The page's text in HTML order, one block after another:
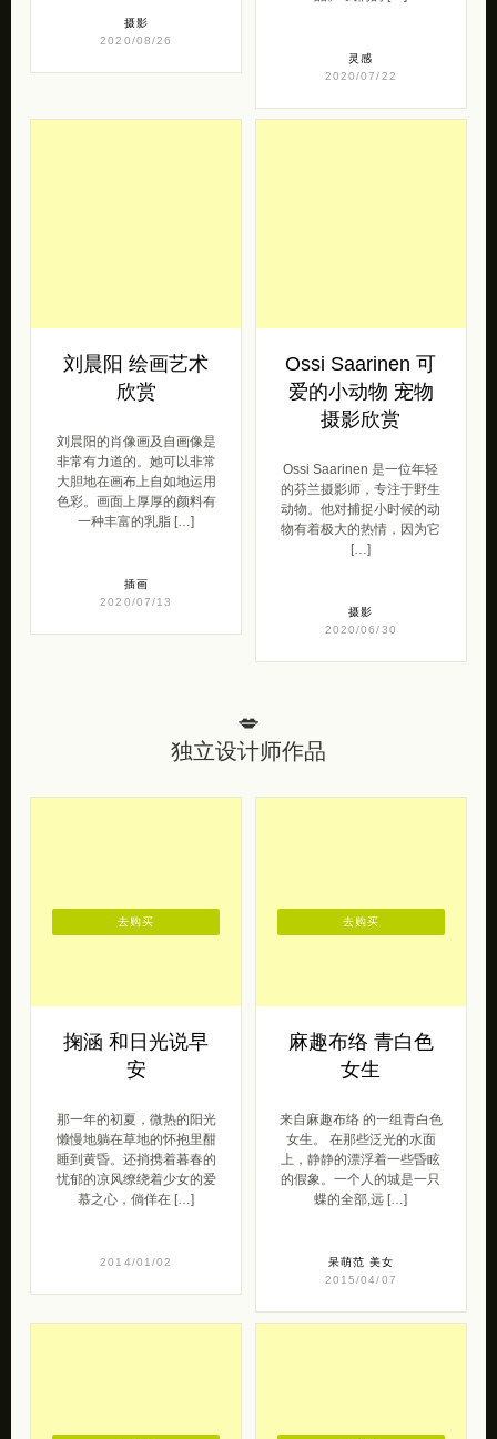
摄影
2020/08/26
灵感
2020/07/22
刘晨阳 绘画艺术
欣赏
刘晨阳的肖像画及自画像是
非常有力道的。她可以非常
大胆地在画布上自如地运用
色彩。画面上厚厚的颜料有
一种丰富的乳脂 […]
插画
2020/07/13
Ossi Saarinen 可
爱的小动物 宠物
摄影欣赏
Ossi Saarinen 是一位年轻
的芬兰摄影师，专注于野生
动物。他对捕捉小时候的动
物有着极大的热情，因为它
[…]
摄影
2020/06/30
💋
独立设计师作品
掬涵 和日光说早
安
那一年的初夏，微热的阳光
懒慢地躺在草地的怀抱里酣
睡到黄昏。还捎携着暮春的
忧郁的凉风缭绕着少女的爱
慕之心，倘佯在 […]
2014/01/02
去购买
麻趣布络 青白色
女生
来自麻趣布络 的一组青白色
女生。 在那些泛光的水面
上，静静的漂浮着一些昏眩
的假象。一个人的城是一只
蝶的全部,远 […]
呆萌范 美女
2015/04/07
去购买